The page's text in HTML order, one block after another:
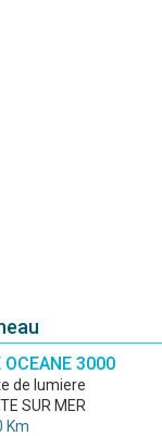
OCEANE 3000
de lumiere
SUR MER
Km